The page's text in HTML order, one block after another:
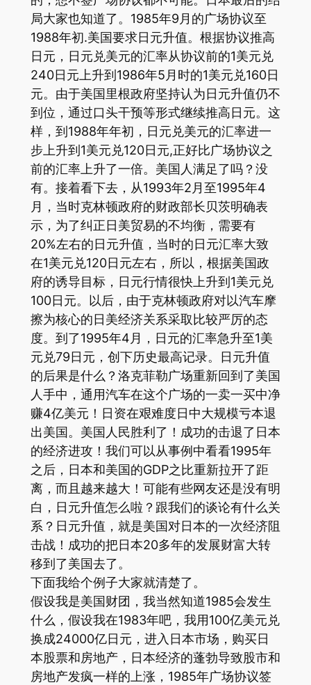
局大家也知道了。1985年9月的广场协议至
1988年初.美国要求日元升值。根据协议推高
日元，日元兑美元的汇率从协议前的1美元兑
240日元上升到1986年5月时的1美元兑160日
元。由于美国里根政府坚持认为日元升值仍不
到位，通过口头干预等形式继续推高日元。这
样，到1988年年初，日元兑美元的汇率进一
步上升到1美元兑120日元,正好比广场协议之
前的汇率上升了一倍。美国人满足了吗？没
有。接着看下去，从1993年2月至1995年4
月，当时克林顿政府的财政部长贝茨明确表
示，为了纠正日美贸易的不均衡，需要有
20%左右的日元升值，当时的日元汇率大致
在1美元兑120日元左右，所以，根据美国政
府的诱导目标，日元行情很快上升到1美元兑
100日元。以后，由于克林顿政府对以汽车摩
擦为核心的日美经济关系采取比较严厉的态
度。到了1995年4月，日元的汇率急升至1美
元兑79日元，创下历史最高记录。日元升值
的后果是什么？洛克菲勒广场重新回到了美国
人手中，通用汽车在这个广场的一卖一买中净
赚4亿美元！日资在艰难度日中大规模亏本退
出美国。美国人民胜利了！成功的击退了日本
的经济进攻！我们可以从事例中看看1995年
之后，日本和美国的GDP之比重新拉开了距
离，而且越来越大！可能有些网友还是没有明
白，日元升值怎么啦？跟我们的谈论有什么关
系？日元升值，就是美国对日本的一次经济阻
击战！成功的把日本20多年的发展财富大转
移到了美国去了。
下面我给个例子大家就清楚了。
假设我是美国财团，我当然知道1985会发生
什么，假设我在1983年吧，我用100亿美元兑
换成24000亿日元，进入日本市场，购买日
本股票和房地产，日本经济的蓬勃导致股市和
房地产发疯一样的上涨，1985年广场协议签